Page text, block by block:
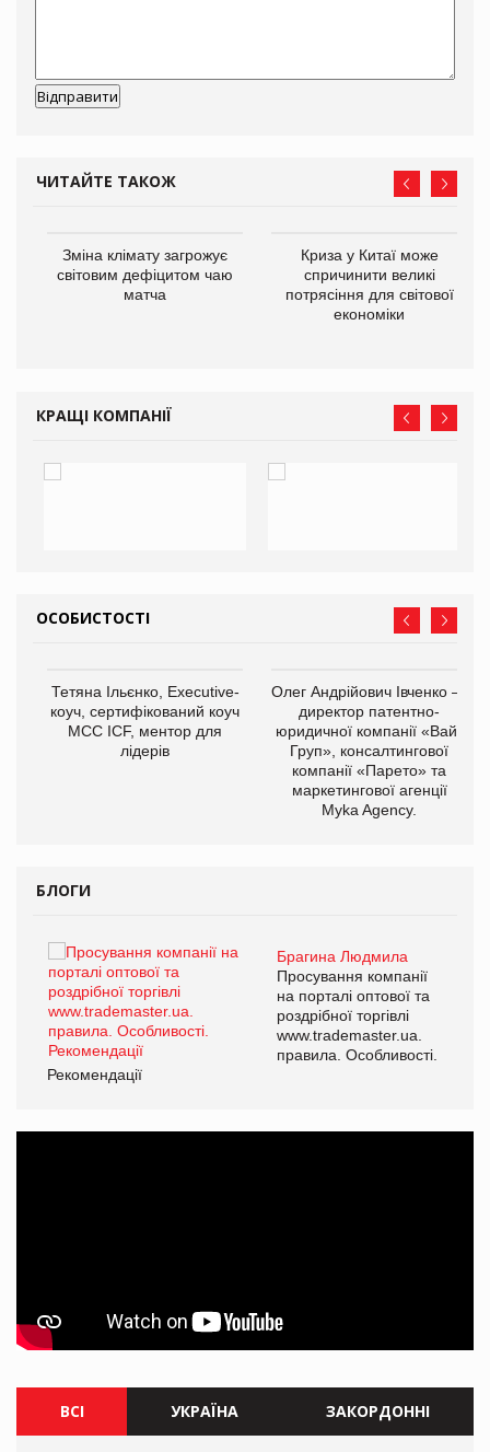
ЧИТАЙТЕ ТАКОЖ
Зміна клімату загрожує
світовим дефіцитом чаю
матча
Криза у Китаї може
спричинити великі
потрясіння для світової
економіки
КРАЩІ КОМПАНІЇ
ОСОБИСТОСТІ
Тетяна Ільєнко, Executive-
коуч, сертифікований коуч
МСС ICF, ментор для
лідерів
Олег Андрійович Івченко —
директор патентно-
юридичної компанії «Вайз
Груп», консалтингової
компанії «Парето» та
маркетингової агенції
Myka Agency.
БЛОГИ
Брагина Людмила
Просування компанії
на порталі оптової та
роздрібної торгівлі
www.trademaster.ua.
правила. Особливості.
Рекомендації
ВСІ УКРАЇНА ЗАКОРДОННІ